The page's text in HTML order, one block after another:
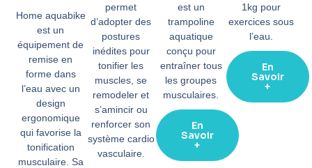
Home aquabike
est un
équipement de
remise en
forme dans
l’eau avec un
design
ergonomique
qui favorise la
tonification
musculaire. Sa
permet
d’adopter des
postures
inédites pour
tonifier les
muscles, se
remodeler et
s’amincir ou
renforcer son
système cardio
vasculaire.
est un
trampoline
aquatique
conçu pour
entraîner tous
les groupes
musculaires.
En
Savoir
+
1kg pour
exercices sous
l’eau.
En
Savoir
+